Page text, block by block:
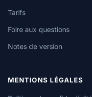
Tarifs
Foire aux questions
Notes de version
MENTIONS LÉGALES